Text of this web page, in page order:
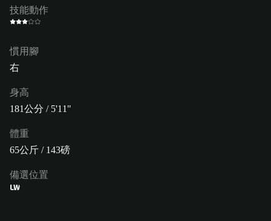
技能動作
慣用腳
右
身高
181公分 / 5'11"
體重
65公斤 / 143磅
備選位置
LW